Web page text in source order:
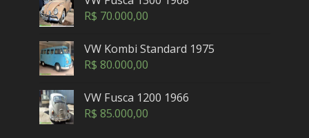
R$ 70.000,00
VW Kombi Standard 1975
R$ 80.000,00
VW Fusca 1200 1966
R$ 85.000,00